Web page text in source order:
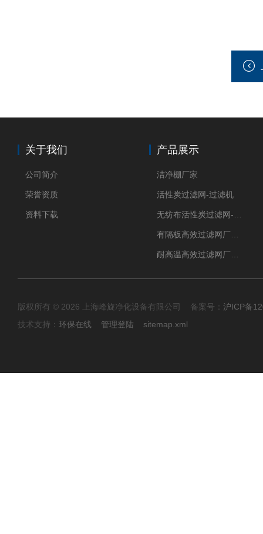
关于我们
公司简介
荣誉资质
资料下载
产品展示
洁净棚厂家
活性炭过滤网-过滤机
版权所有 © 2026 上海峰旋净化设备有限公司 备案号： 沪ICP备
技术支持： 环保在线 管理登陆 sitemap.xml